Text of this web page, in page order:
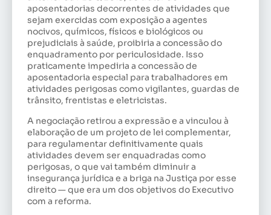
aposentadorias decorrentes de atividades que
sejam exercidas com exposição a agentes
nocivos, químicos, físicos e biológicos ou
prejudiciais à saúde, proibiria a concessão do
enquadramento por periculosidade. Isso
praticamente impediria a concessão de
aposentadoria especial para trabalhadores em
atividades perigosas como vigilantes, guardas de
trânsito, frentistas e eletricistas.
A negociação retirou a expressão e a vinculou à
elaboração de um projeto de lei complementar,
para regulamentar definitivamente quais
atividades devem ser enquadradas como
perigosas, o que vai também diminuir a
insegurança jurídica e a briga na Justiça por esse
direito — que era um dos objetivos do Executivo
com a reforma.